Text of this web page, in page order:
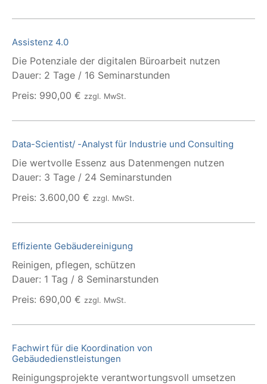
Assistenz 4.0
Die Potenziale der digitalen Büroarbeit nutzen
Dauer: 2 Tage / 16 Seminarstunden
Preis: 990,00 € zzgl. MwSt.
Data-Scientist/ -Analyst für Industrie und Consulting
Die wertvolle Essenz aus Datenmengen nutzen
Dauer: 3 Tage / 24 Seminarstunden
Preis: 3.600,00 € zzgl. MwSt.
Effiziente Gebäudereinigung
Reinigen, pflegen, schützen
Dauer: 1 Tag / 8 Seminarstunden
Preis: 690,00 € zzgl. MwSt.
Fachwirt für die Koordination von
Gebäudedienstleistungen
Reinigungsprojekte verantwortungsvoll umsetzen